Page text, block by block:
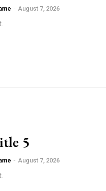
- August 7, 2026
5
- August 7, 2026